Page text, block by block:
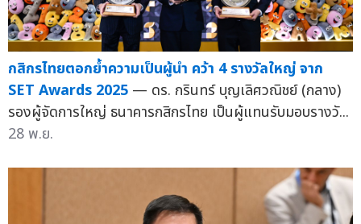
กสิกรไทยตอกย้ำความเป็นผู้นำ คว้า 4 รางวัลใหญ่ จาก
SET Awards 2025 — ดร. กรินทร์ บุญเลิศวณิชย์ (กลาง)
รองผู้จัดการใหญ่ ธนาคารกสิกรไทย เป็นผู้แทนรับมอบรางวั...
28 พ.ย.